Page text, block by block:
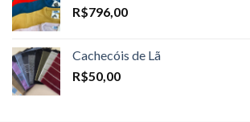
R$796,00
Cachecóis de Lã
R$50,00